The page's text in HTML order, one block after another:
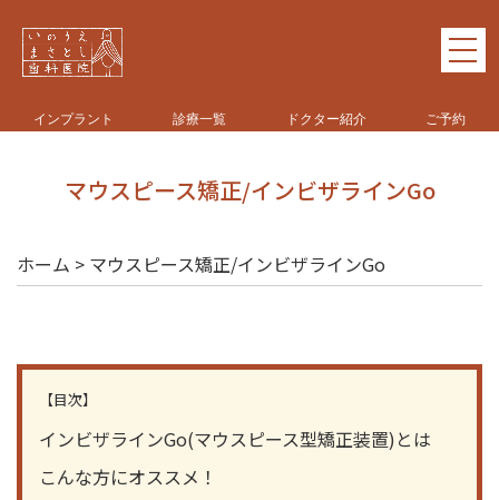
インプラント 診療一覧 ドクター紹介 ご予約
マウスピース矯正/インビザラインGo
ホーム > マウスピース矯正/インビザラインGo
【目次】
インビザラインGo(マウスピース型矯正装置)とは
こんな方にオススメ！